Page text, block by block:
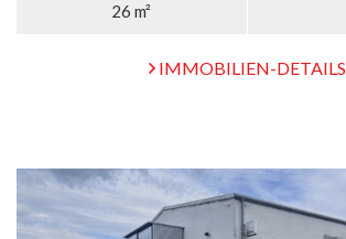
26 m²
IMMOBILIEN-DETAILS